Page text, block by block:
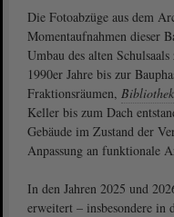
Die Fotoabzüge aus dem
Momentaufnahmen dieser
Umbau des alten Schulsaals
1990er Jahre bis zur
Fraktionsräumen, Bibliothek
Keller bis zum Dach
Gebäude im Zustand der
Anpassung an funktionale
In den Jahren 2025 und
erweitert – insbesondere in